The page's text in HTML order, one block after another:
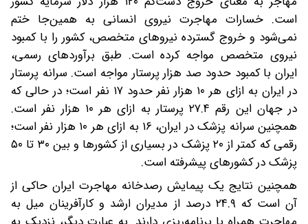
است. خسارات مهاجرت نیروی انسانی به همین‌جا ختم
نمی‌شود و خروج گسترده نیروهای متخصص، کشور را با کمبود
نیروی متخصص مواجه کرده است. طبق برآوردهای رسمی،
ایران با کمبود حدود صد هزار پرستار مواجه است. سرانه پرستار
در ایران به ازای هر ۱۰ هزار نفر حدود ۱۷ نفر است؛ در حالی که
در جهان این رقم ۲۷.۴ پرستار به ازای هر ۱۰ هزار نفر است.
همچنین سرانه پزشک در ایران، ۱۶ به ازای هر ۱۰ هزار نفر است؛
رقمی که کمتر از ۲۰ پزشک در بسیاری از کشورها و بین ۳۰ تا ۵۰
پزشک در کشورهای پیشرفته است.
همچنین نتایج یک پیمایش رصدخانه مهاجرت ایران حاکی از
آن است که ۲۴.۹ درصد از مدیران ارشد و کارآفرینان میل به